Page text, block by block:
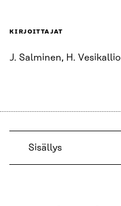
KIRJOITTAJAT
J. Salminen, H. Vesikallio
Sisällys